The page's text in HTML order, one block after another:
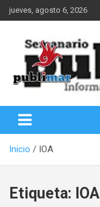
Saltar
al
jueves, agosto 6, 2026
PubliMar
Inicio IOA
Etiqueta: IOA